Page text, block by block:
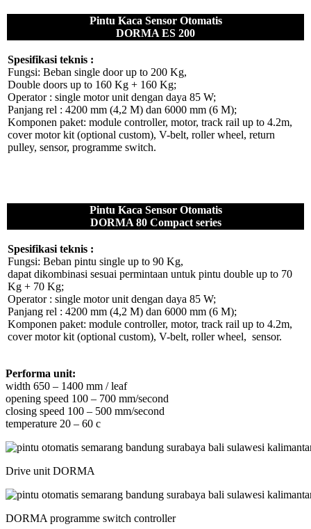
Pintu Kaca Sensor Otomatis
DORMA ES 200
Spesifikasi teknis :
Fungsi: Beban single door up to 200 Kg,
Double doors up to 160 Kg + 160 Kg;
Operator : single motor unit dengan daya 85 W;
Panjang rel : 4200 mm (4,2 M) dan 6000 mm (6 M);
Komponen paket: module controller, motor, track rail up to 4.2m,
cover motor kit (optional custom), V-belt, roller wheel, return
pulley, sensor, programme switch.
Pintu Kaca Sensor Otomatis
DORMA 80 Compact series
Spesifikasi teknis :
Fungsi: Beban pintu single up to 90 Kg,
dapat dikombinasi sesuai permintaan untuk pintu double up to 70
Kg + 70 Kg;
Operator : single motor unit dengan daya 85 W;
Panjang rel : 4200 mm (4,2 M) dan 6000 mm (6 M);
Komponen paket: module controller, motor, track rail up to 4.2m,
cover motor kit (optional custom), V-belt, roller wheel, sensor.
Performa unit:
width 650 – 1400 mm / leaf
opening speed 100 – 700 mm/second
closing speed 100 – 500 mm/second
temperature 20 – 60 c
Drive unit DORMA
DORMA programme switch controller